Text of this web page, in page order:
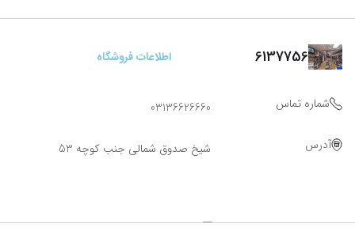
6137756 اطلاعات فروشگاه
شماره تماس 03136626660
آدرس شیخ صدوق شمالی جنب کوچه 53